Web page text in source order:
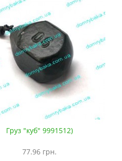
Груз "куб" 9991512)
77.96 грн.